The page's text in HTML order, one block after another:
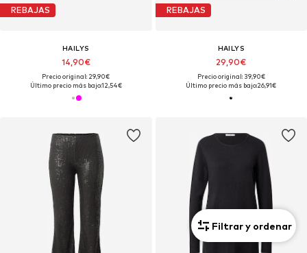
REBAJAS
HAILYS
14,90€
Precio original: 29,90€
Último precio más bajo:12,54€
REBAJAS
HAILYS
29,90€
Precio original: 39,90€
Último precio más bajo:26,91€
Filtrar y ordenar